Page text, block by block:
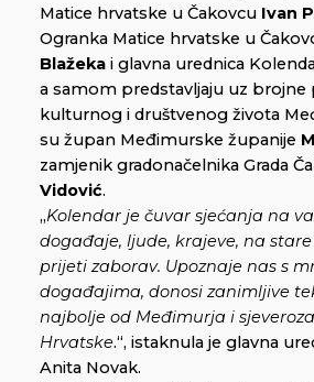
Matice hrvatske u Čakovcu Ivan
Ogranka Matice hrvatske u
Blažeka i glavna urednica
a samom predstavljaju uz brojne
kulturnog i društvenog života
su župan Međimurske županije
zamjenik gradonačelnika Grada
Vidović.
„Kolendar je čuvar sjećanja na
događaje, ljude, krajeve, na
prijeti zaborav. Upoznaje nas s
događajima, donosi zanimljive
najbolje od Međimurja i
Hrvatske.“, istaknula je glavna
Anita Novak.